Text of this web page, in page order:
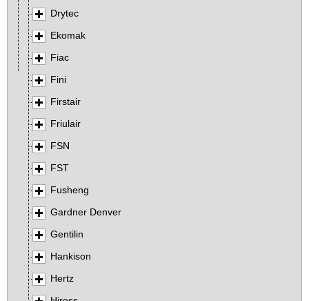
Drytec
Ekomak
Fiac
Fini
Firstair
Friulair
FSN
FST
Fusheng
Gardner Denver
Gentilin
Hankison
Hertz